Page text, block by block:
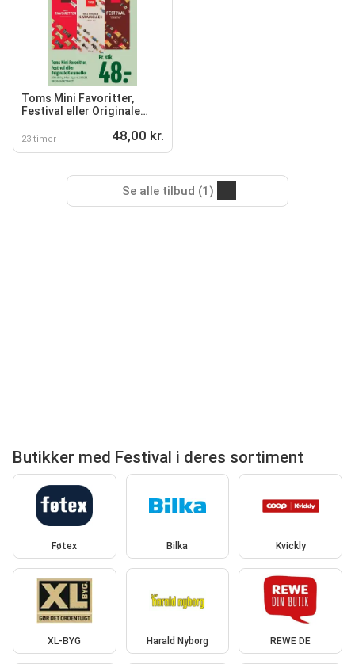
Toms Mini Favoritter,
Festival eller Originale
23 timer 48,00 kr.
Se alle tilbud (1)
Butikker med Festival i deres sortiment
Føtex Bilka Kvickly
XL-BYG Harald Nyborg REWE DE